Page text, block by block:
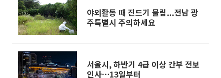
야외활동 때 진드기 물림...전남 광
주특별시 주의하세요
서울시, 하반기 4급 이상 간부 전보
인사⋯13일부터